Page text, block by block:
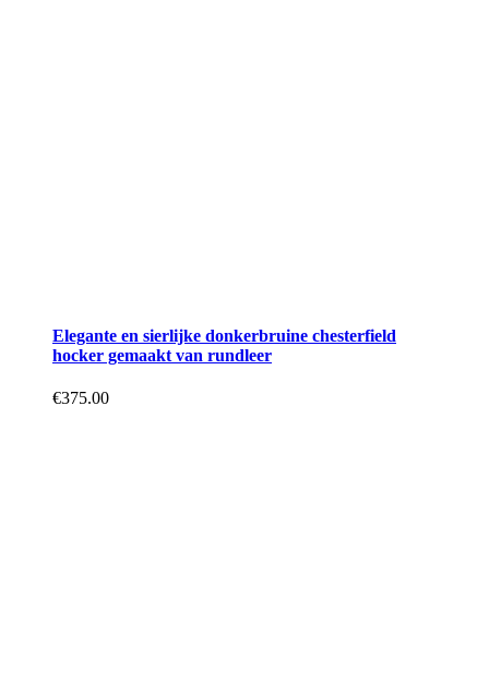
Elegante en sierlijke donkerbruine chesterfield
hocker gemaakt van rundleer
€375.00